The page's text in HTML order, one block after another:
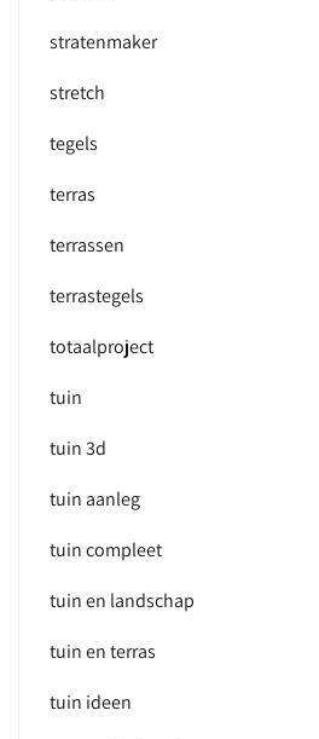
stratenmaker
stretch
tegels
terras
terrassen
terrastegels
totaalproject
tuin
tuin 3d
tuin aanleg
tuin compleet
tuin en landschap
tuin en terras
tuin ideen